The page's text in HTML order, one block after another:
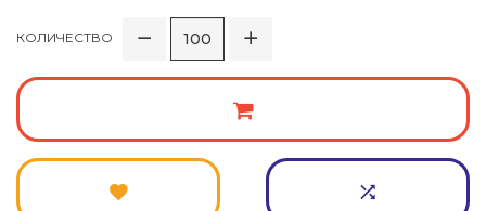
КОЛИЧЕСТВО